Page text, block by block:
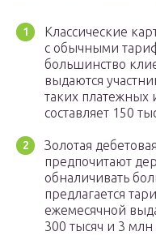
Классические
с обычными
большинство
выдаются
таких платежных
составляет 150
Золотая
предпочитают
обналичивать
предлагается
ежемесячной
300 тысяч и 3